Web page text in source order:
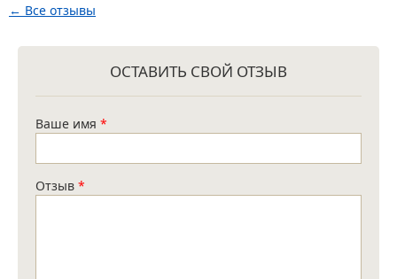
← Все отзывы
ОСТАВИТЬ СВОЙ ОТЗЫВ
Ваше имя *
Отзыв *